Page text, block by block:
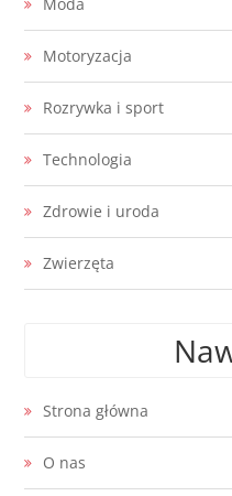
Motoryzacja
Rozrywka i sport
Technologia
Zdrowie i uroda
Zwierzęta
Strona główna
O nas